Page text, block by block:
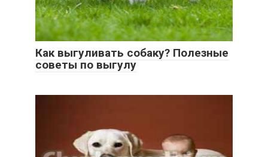
Как выгуливать собаку? Полезные
советы по выгулу